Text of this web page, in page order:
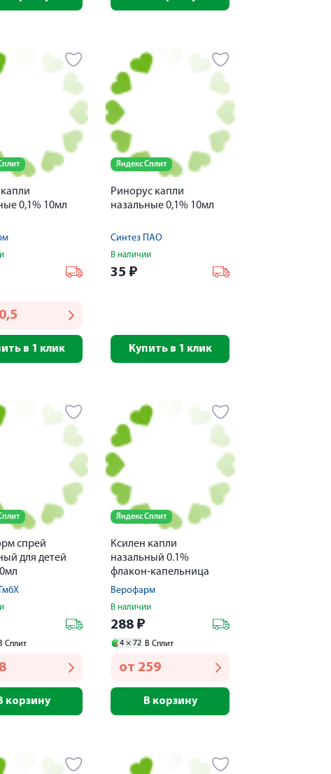
0,1% 10мл
в 1 клик
Яндекс Сплит
Ринорус капли
назальные 0,1% 10мл
Синтез ПАО
В наличии
35 ₽
Купить в 1 клик
спрей
для детей
В Сплит
корзину
Яндекс Сплит
Ксилен капли
назальный 0.1%
флакон-капельница
20мл № 4
Верофарм
В наличии
288 ₽
4 × 72 В Сплит
от 259
В корзину